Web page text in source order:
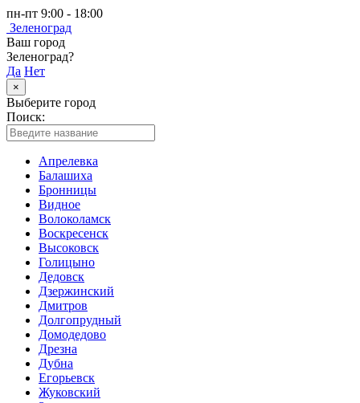
пн-пт 9:00 - 18:00
Зеленоград
Ваш город
Зеленоград?
Да Нет
×
Выберите город
Поиск:
Апрелевка
Балашиха
Бронницы
Видное
Волоколамск
Воскресенск
Высоковск
Голицыно
Дедовск
Дзержинский
Дмитров
Долгопрудный
Домодедово
Дрезна
Дубна
Егорьевск
Жуковский